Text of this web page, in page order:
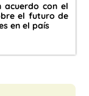
acuerdo con el
el futuro de
en el país